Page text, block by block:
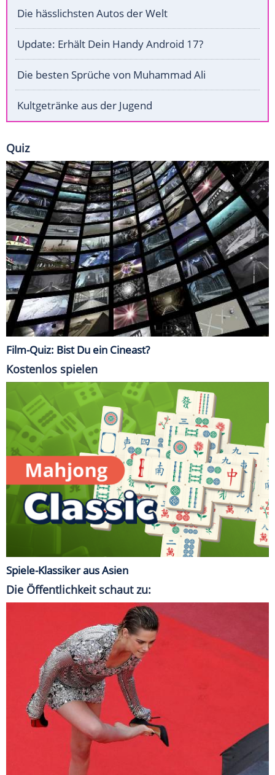
Die hässlichsten Autos der Welt
Update: Erhält Dein Handy Android 17?
Die besten Sprüche von Muhammad Ali
Kultgetränke aus der Jugend
Quiz
Film-Quiz: Bist Du ein Cineast?
Kostenlos spielen
Spiele-Klassiker aus Asien
Die Öffentlichkeit schaut zu: